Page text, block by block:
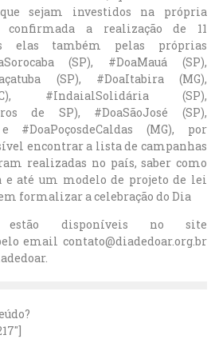
sejam investidos na própria
confirmada a realização de 11
elas também pelas próprias
(SP), #DoaMauá (SP),
(SP), #DoaItabira (MG),
#IndaialSolidária (SP),
de SP), #DoaSãoJosé (SP),
#DoaPoçosdeCaldas (MG), por
encontrar a lista de campanhas
realizadas no país, saber como
até um modelo de projeto de lei
formalizar a celebração do Dia
estão disponíveis no site
email contato@diadedoar.org.br